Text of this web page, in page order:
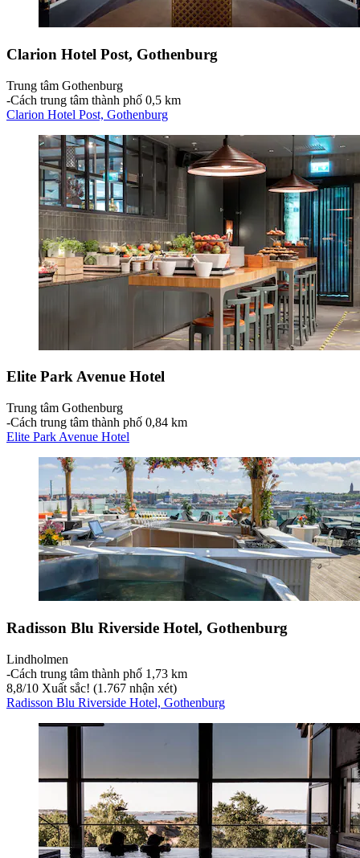
Clarion Hotel Post, Gothenburg
Trung tâm Gothenburg
‐Cách trung tâm thành phố 0,5 km
Clarion Hotel Post, Gothenburg
Elite Park Avenue Hotel
Trung tâm Gothenburg
‐Cách trung tâm thành phố 0,84 km
Elite Park Avenue Hotel
Radisson Blu Riverside Hotel, Gothenburg
Lindholmen
‐Cách trung tâm thành phố 1,73 km
8,8/10 Xuất sắc! (1.767 nhận xét)
Radisson Blu Riverside Hotel, Gothenburg